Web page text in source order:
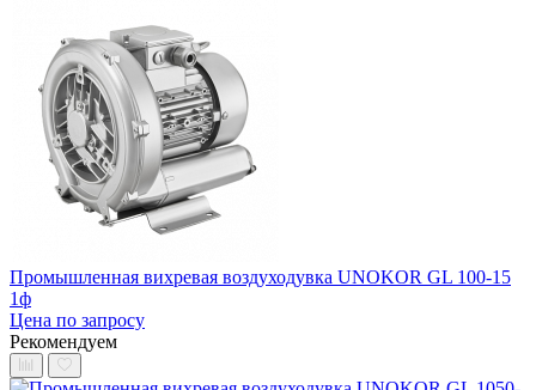
Промышленная вихревая воздуходувка UNOKOR GL 100-15
1ф
Цена по запросу
Рекомендуем